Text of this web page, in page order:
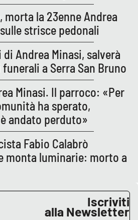
morta la 23enne Andrea
strisce pedonali
Andrea Minasi, salverà
a Serra San Bruno
Minasi. Il parroco: «Per
ha sperato,
andato perduto»
Fabio Calabrò
monta luminarie: morto a
Iscriviti
alla Newsletter